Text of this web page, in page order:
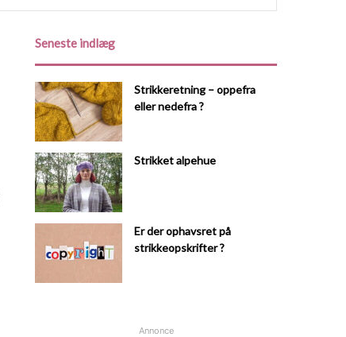
Seneste indlæg
Strikkeretning – oppefra
eller nedefra ?
Strikket alpehue
Er der ophavsret på
strikkeopskrifter ?
Annonce